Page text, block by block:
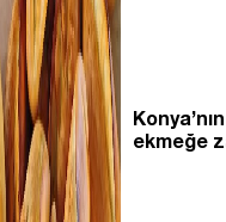
ekmeğe